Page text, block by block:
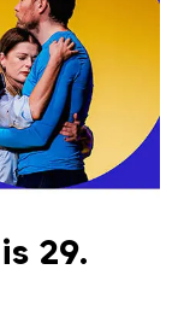
29.